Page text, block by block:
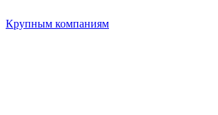
Крупным компаниям